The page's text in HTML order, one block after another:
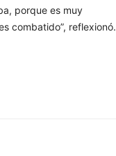
porque es muy
combatido”, reflexionó.